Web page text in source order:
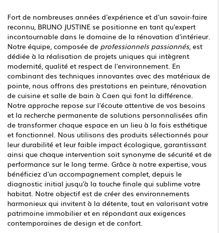
Fort de nombreuses années d'expérience et d'un savoir-faire
reconnu, BRUNO JUSTINE se positionne en tant qu'expert
incontournable dans le domaine de la rénovation d'intérieur.
Notre équipe, composée de professionnels passionnés, est
dédiée à la réalisation de projets uniques qui intègrent
modernité, qualité et respect de l'environnement. En
combinant des techniques innovantes avec des matériaux de
pointe, nous offrons des prestations en peinture, rénovation
de cuisine et salle de bain à Caen qui font la différence.
Notre approche repose sur l'écoute attentive de vos besoins
et la recherche permanente de solutions personnalisées afin
de transformer chaque espace en un lieu à la fois esthétique
et fonctionnel. Nous utilisons des produits sélectionnés pour
leur durabilité et leur faible impact écologique, garantissant
ainsi que chaque intervention soit synonyme de sécurité et de
performance sur le long terme. Grâce à notre expertise, vous
bénéficiez d'un accompagnement complet, depuis le
diagnostic initial jusqu'à la touche finale qui sublime votre
habitat. Notre objectif est de créer des environnements
harmonieux qui invitent à la détente, tout en valorisant votre
patrimoine immobilier et en répondant aux exigences
contemporaines de design et de confort.